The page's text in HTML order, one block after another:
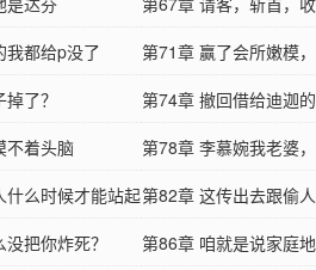
我都给p没了 第71章 赢了会所嫩模，
了？ 第74章 撤回借给迪迦
不着头脑 第78章 李慕婉我老婆，
什么时候才能站起第82章 这传出去跟偷
把你炸死？ 第86章 咱就是说家庭地